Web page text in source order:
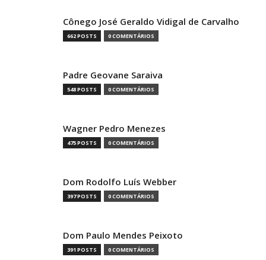
Cônego José Geraldo Vidigal de Carvalho
662 POSTS 0 COMENTÁRIOS
Padre Geovane Saraiva
548 POSTS 0 COMENTÁRIOS
Wagner Pedro Menezes
475 POSTS 0 COMENTÁRIOS
Dom Rodolfo Luís Webber
397 POSTS 0 COMENTÁRIOS
Dom Paulo Mendes Peixoto
391 POSTS 0 COMENTÁRIOS